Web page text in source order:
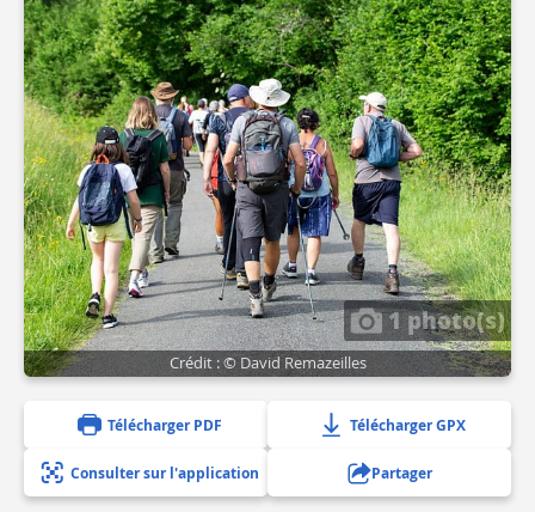
1 photo(s)
Crédit : © David Remazeilles
Télécharger PDF Télécharger GPX
Consulter sur l'application Partager